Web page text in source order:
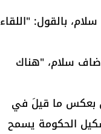
بالقول: "اللقاء
سلام، "هناك
بعكس ما قيلَ في
الحكومة يسمح